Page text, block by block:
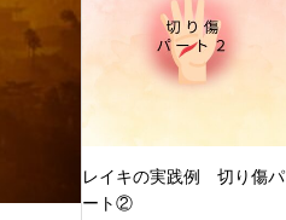
レイキの実践例 切り傷パ
ート②